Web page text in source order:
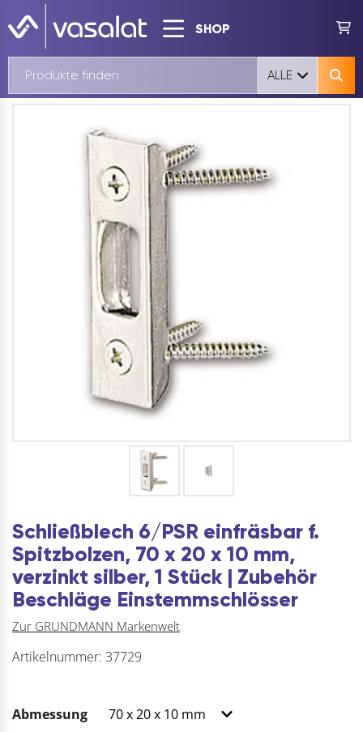
SHOP
ALLE
Schließblech 6/PSR einfräsbar f.
Spitzbolzen, 70 x 20 x 10 mm,
verzinkt silber, 1 Stück | Zubehör
Beschläge Einstemmschlösser
Zur GRUNDMANN Markenwelt
Artikelnummer: 37729
Abmessung